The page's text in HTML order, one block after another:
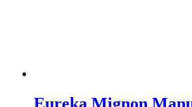
Eureka Mignon